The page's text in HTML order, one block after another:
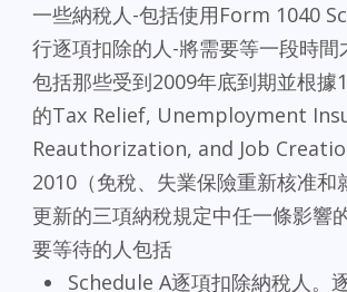
一些納稅人-包括使用Form 1040
行逐項扣除的人-將需要等一段時間
包括那些受到2009年底到期並根據
的Tax Relief, Unemployment
Reauthorization, and Job
2010（免稅、失業保險重新核准和
更新的三項納稅規定中任一條影響
要等待的人包括
Schedule A逐項扣除納稅人。